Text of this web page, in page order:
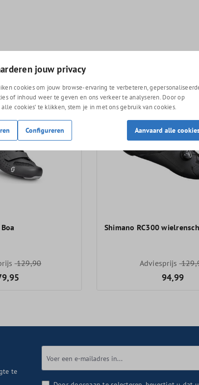
129,90
Shimano RC300
Adviesprijs
94,99
te
jouw privacy
cookies om jouw browse-ervaring te verbeteren,
of inhoud weer te geven en ons verkeer te analyseren. Door op
alle cookies’ te klikken, stem je in met ons gebruik van cookies.
Configureren Aanvaard alle